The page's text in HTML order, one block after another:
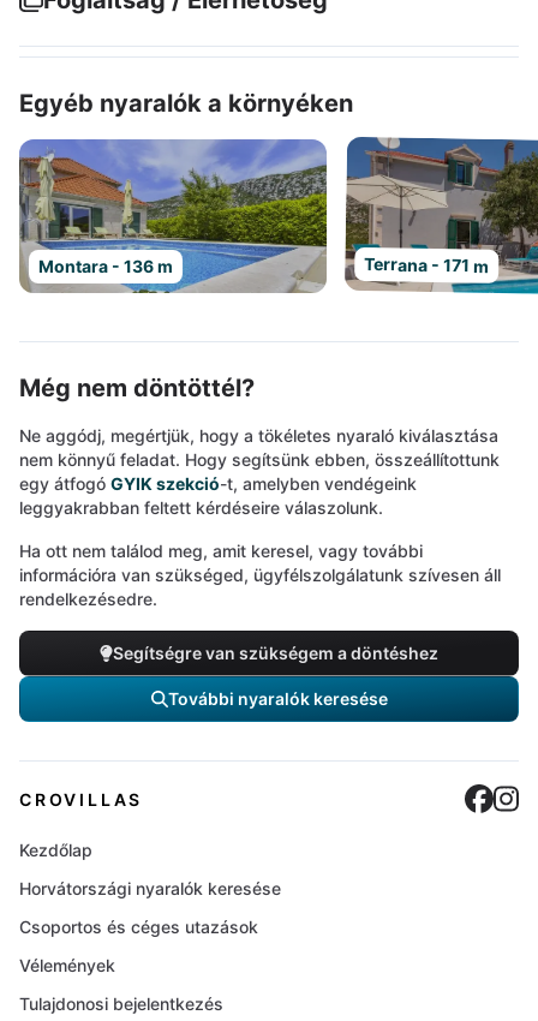
Egyéb nyaralók a környéken
Montara - 136 m Terrana - 171 m
Még nem döntöttél?
Ne aggódj, megértjük, hogy a tökéletes nyaraló kiválasztása
nem könnyű feladat. Hogy segítsünk ebben, összeállítottunk
egy átfogó GYIK szekció-t, amelyben vendégeink
leggyakrabban feltett kérdéseire válaszolunk.
Ha ott nem találod meg, amit keresel, vagy további
információra van szükséged, ügyfélszolgálatunk szívesen áll
rendelkezésedre.
Segítségre van szükségem a döntéshez
További nyaralók keresése
CROVILLAS
Kezdőlap
Horvátországi nyaralók keresése
Csoportos és céges utazások
Vélemények
Tulajdonosi bejelentkezés